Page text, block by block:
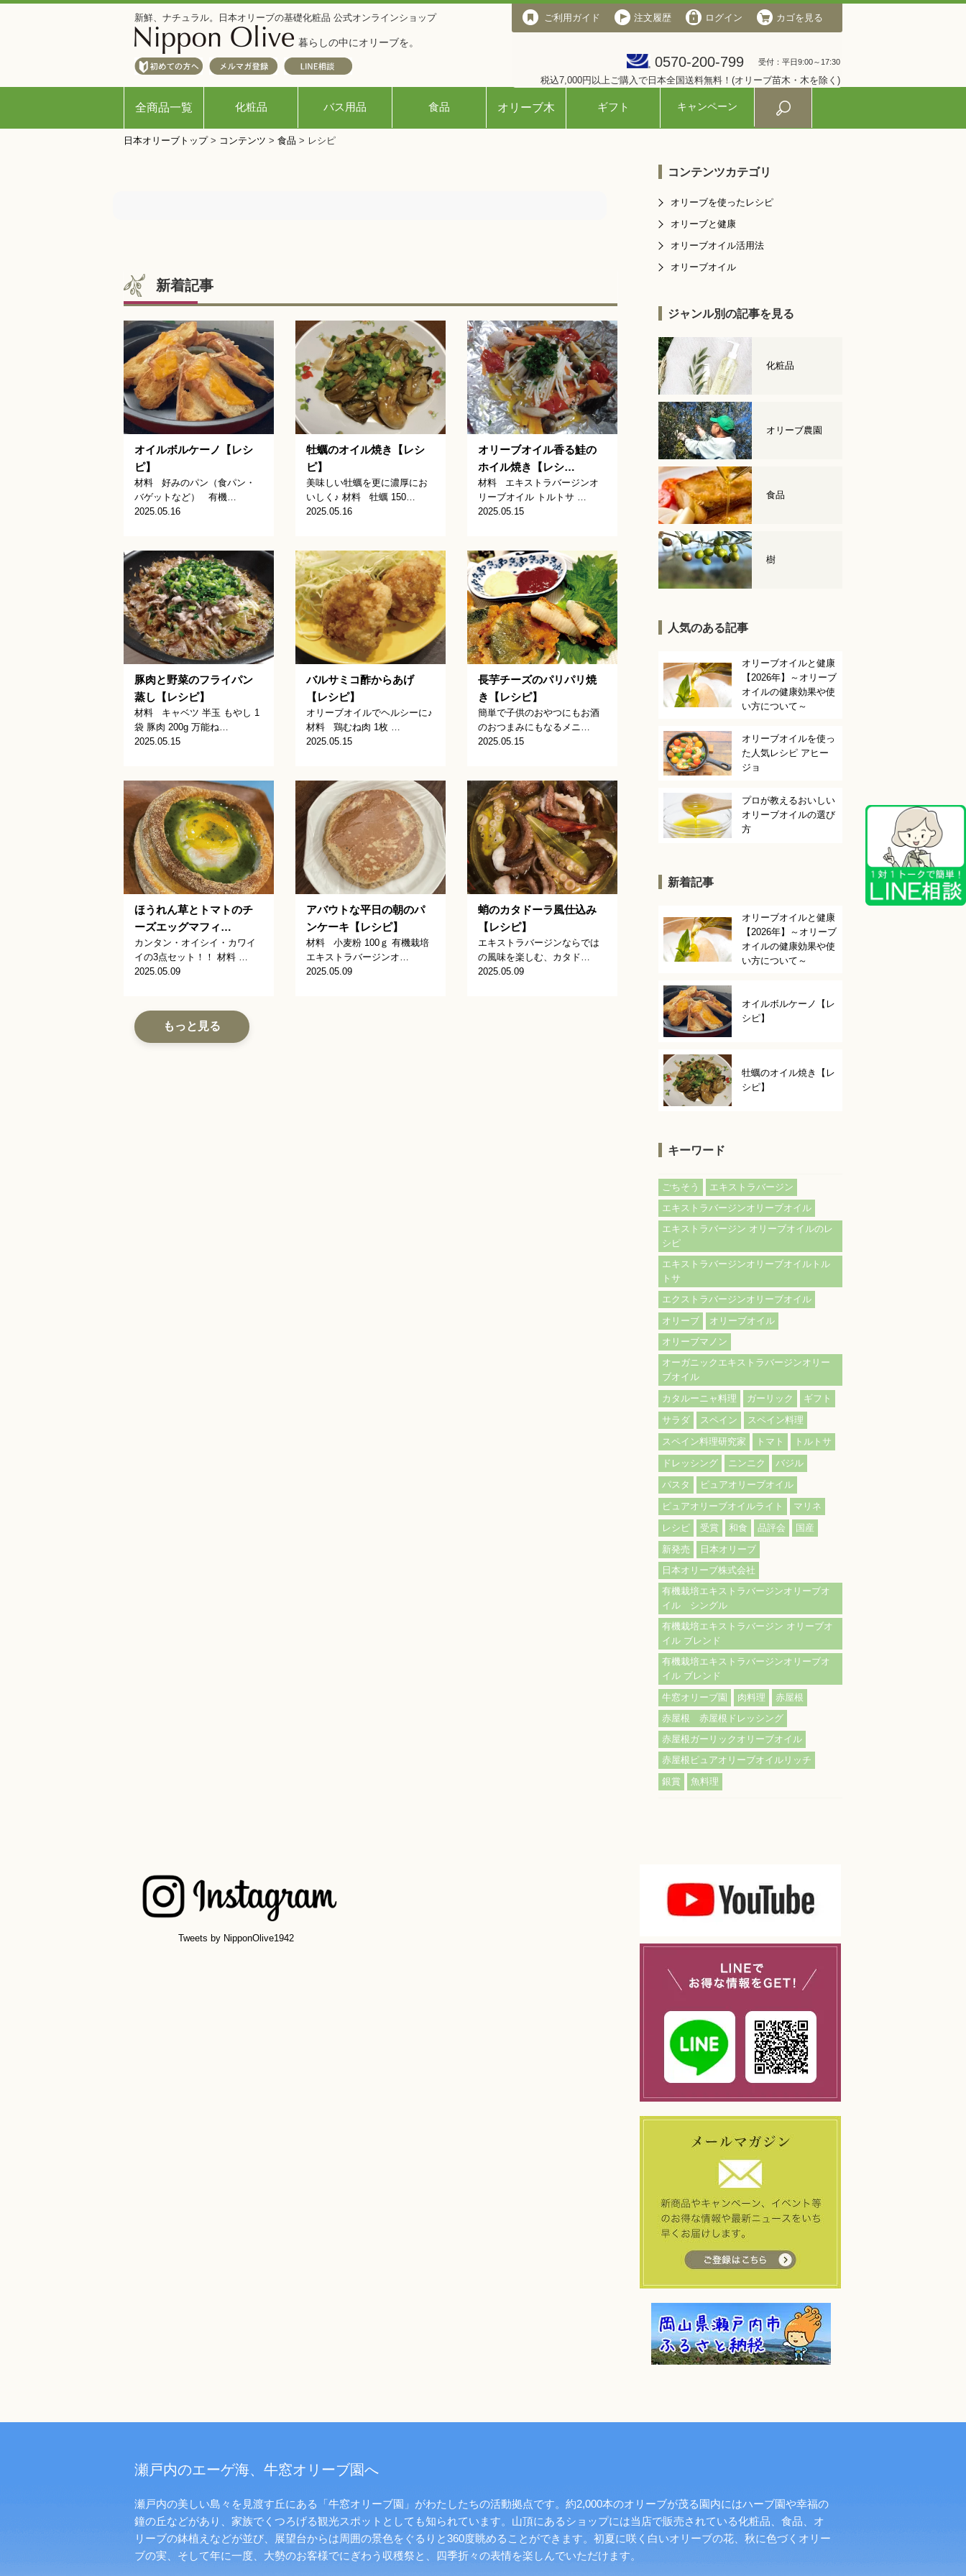
新鮮、ナチュラル。日本オリーブの基礎化粧品 公式オンラインショップ
暮らしの中にオリーブを。
ご利用ガイド 注文履歴 ログイン カゴを見る
0570-200-799 受付：平日9:00～17:30
税込7,000円以上ご購入で日本全国送料無料！(オリーブ苗木・木を除く)
全商品一覧 化粧品 バス用品 食品 オリーブ木 ギフト キャンペーン
ご利用ガイド 会社概要 ログイン カゴを見る
0570-200-799 受付：平日9:00～17:30
日本オリーブトップ> コンテンツ > 食品 > レシピ
新着記事
オイルボルケーノ【レシ
ピ】
材料 好みのパン（食パン・
バゲットなど） 有機…
2025.05.16
牡蠣のオイル焼き【レシ
ピ】
美味しい牡蠣を更に濃厚にお
いしく♪ 材料 牡蠣 150…
2025.05.16
オリーブオイル香る鮭の
ホイル焼き【レシ…
材料 エキストラバージンオ
リーブオイル トルトサ …
2025.05.15
豚肉と野菜のフライパン
蒸し【レシピ】
材料 キャベツ 半玉 もやし 1
袋 豚肉 200g 万能ね…
2025.05.15
バルサミコ酢からあげ
【レシピ】
オリーブオイルでヘルシーに♪
材料 鶏むね肉 1枚 …
2025.05.15
長芋チーズのパリパリ焼
き【レシピ】
簡単で子供のおやつにもお酒
のおつまみにもなるメニ…
2025.05.15
ほうれん草とトマトのチ
ーズエッグマフィ…
カンタン・オイシイ・カワイ
イの3点セット！！ 材料 …
2025.05.09
アバウトな平日の朝のパ
ンケーキ【レシピ】
材料 小麦粉 100ｇ 有機栽培
エキストラバージンオ…
2025.05.09
蛸のカタドーラ風仕込み
【レシピ】
エキストラバージンならでは
の風味を楽しむ、カタド…
2025.05.09
もっと見る
コンテンツカテゴリ
オリーブを使ったレシピ
オリーブと健康
オリーブオイル活用法
オリーブオイル
ジャンル別の記事を見る
化粧品
オリーブ農園
食品
樹
人気のある記事
オリーブオイルと健康
【2026年】～オリーブ
オイルの健康効果や使
い方について～
オリーブオイルを使っ
た人気レシピ アヒー
ジョ
プロが教えるおいしい
オリーブオイルの選び
方
新着記事
オリーブオイルと健康
【2026年】～オリーブ
オイルの健康効果や使
い方について～
オイルボルケーノ【レ
シピ】
牡蠣のオイル焼き【レ
シピ】
キーワード
ごちそう
エキストラバージン
エキストラバージンオリーブオイル
エキストラバージン オリーブオイルのレ
シピ
エキストラバージンオリーブオイルトル
トサ
エクストラバージンオリーブオイル
オリーブ
オリーブオイル
オリーブマノン
オーガニックエキストラバージンオリー
ブオイル
カタルーニャ料理
ガーリック
ギフト
サラダ
スペイン
スペイン料理
スペイン料理研究家
トマト
トルトサ
ドレッシング
ニンニク
バジル
パスタ
ピュアオリーブオイル
ピュアオリーブオイルライト
マリネ
レシピ
受賞 和食 品評会
国産
新発売
日本オリーブ
日本オリーブ株式会社
有機栽培エキストラバージンオリーブオ
イル シングル
有機栽培エキストラバージン オリーブオ
イル ブレンド
有機栽培エキストラバージンオリーブオ
イル ブレンド
牛窓オリーブ園
肉料理
赤屋根
赤屋根 赤屋根ドレッシング
赤屋根ガーリックオリーブオイル
赤屋根ピュアオリーブオイルリッチ
銀賞
魚料理
Tweets by NipponOlive1942
瀬戸内のエーゲ海、牛窓オリーブ園へ
瀬戸内の美しい島々を見渡す丘にある「牛窓オリーブ園」がわたしたちの活動拠点です。約2,000本のオリーブが茂る園内にはハーブ園や幸福の
鐘の丘などがあり、家族でくつろげる観光スポットとしても知られています。山頂にあるショップには当店で販売されている化粧品、食品、オ
リーブの鉢植えなどが並び、展望台からは周囲の景色をぐるりと360度眺めることができます。初夏に咲く白いオリーブの花、秋に色づくオリー
ブの実、そして年に一度、大勢のお客様でにぎわう収穫祭と、四季折々の表情を楽しんでいただけます。